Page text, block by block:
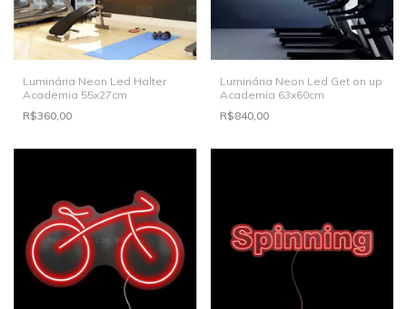
Luminária Neon Led Halter
Academia 55x27cm
R$360,00
Luminária Neon Led Get on up
Academia 63x60cm
R$840,00